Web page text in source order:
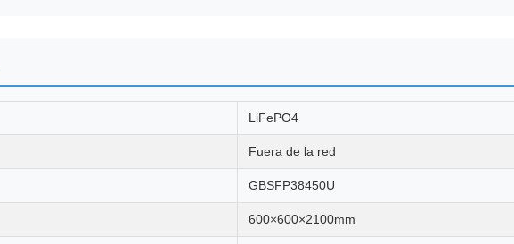
LiFePO4
Fuera de la red
GBSFP38450U
600×600×2100mm